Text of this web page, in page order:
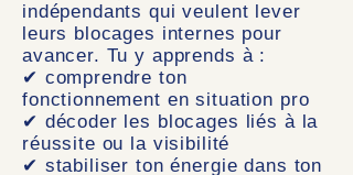
indépendants qui veulent lever
leurs blocages internes pour
avancer. Tu y apprends à :
✔ comprendre ton
fonctionnement en situation pro
✔ décoder les blocages liés à la
réussite ou la visibilité
✔ stabiliser ton énergie dans ton